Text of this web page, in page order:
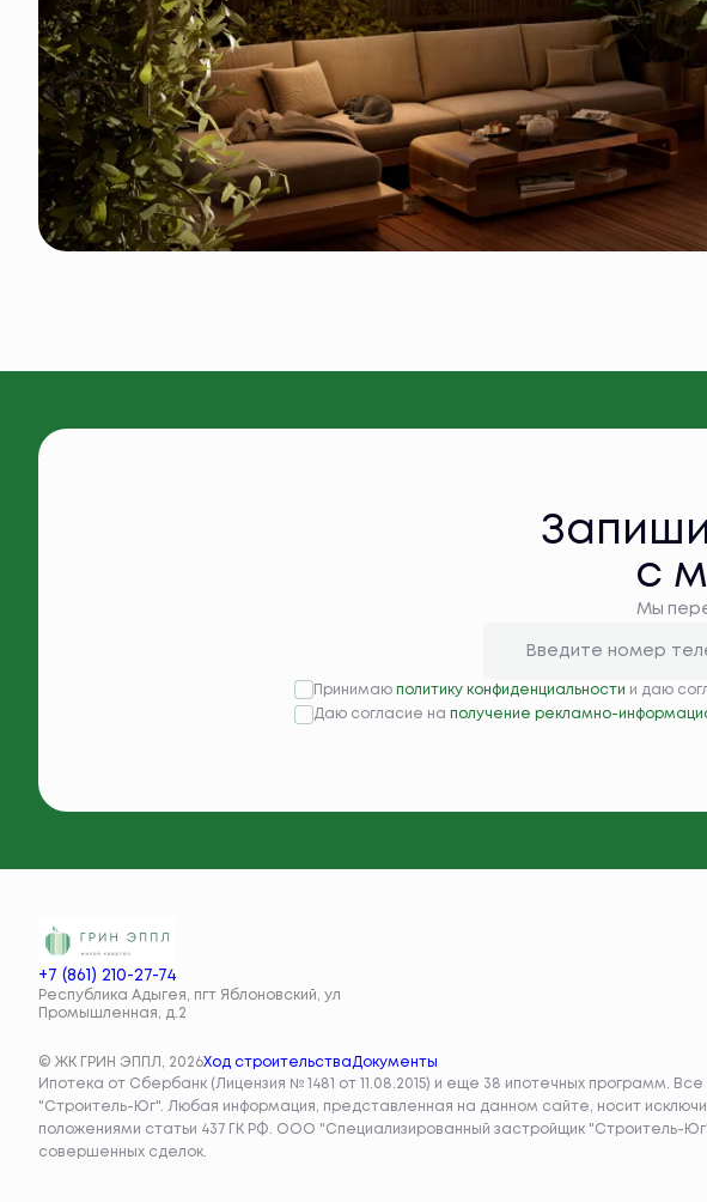
с
Мы
Принимаю политику конфиденциальности и даю
Даю согласие на
получение рекламно-
+7 (861) 210-27-74
Республика Адыгея, пгт Яблоновский, ул
Промышленная, д.2
© ЖК ГРИН ЭППЛ, 2026Ход строительстваДокументы